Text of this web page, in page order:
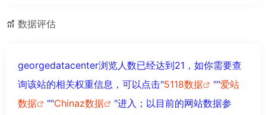
数据评估
georgedatacenter浏览人数已经达到21，如你需要查
询该站的相关权重信息，可以点击"5118数据 ""爱站
数据
""Chinaz数据
"进入；以目前的网站数据参